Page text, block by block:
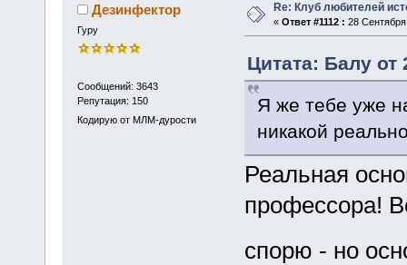
Дезинфектор
Гуру
Сообщений: 3643
Репутация: 150
Кодирую от МЛМ-дурости
Re: Клуб любителей
« Ответ #1112 : 28
Цитата: Балу от
Я же тебе уже
никакой
Реальная
профессора!
спорю - но